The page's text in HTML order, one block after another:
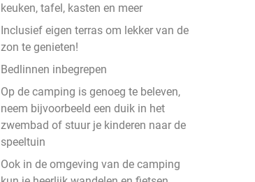
keuken, tafel, kasten en meer
Inclusief eigen terras om lekker van de
zon te genieten!
Bedlinnen inbegrepen
Op de camping is genoeg te beleven,
neem bijvoorbeeld een duik in het
zwembad of stuur je kinderen naar de
speeltuin
Ook in de omgeving van de camping